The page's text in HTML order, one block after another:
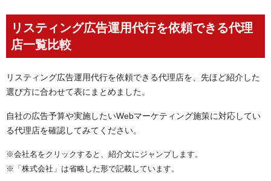
リスティング広告運用代行を依頼できる代理
店一覧比較
リスティング広告運用代行を依頼できる代理店を、先ほど紹介した
選び方に合わせて表にまとめました。
自社の広告予算や実施したいWebマーケティング施策に対応してい
る代理店を確認してみてください。
※会社名をクリックすると、紹介文にジャンプします。
※「株式会社」は省略した形で記載しています。